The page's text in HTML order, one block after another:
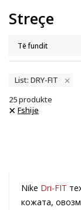
Streçe
List: DRY-FIT
25produkte
Fshije
Nike Dri-FIT
кожата,